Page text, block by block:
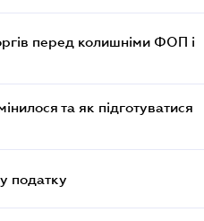
перед колишніми ФОП і
та як підготуватися
податку